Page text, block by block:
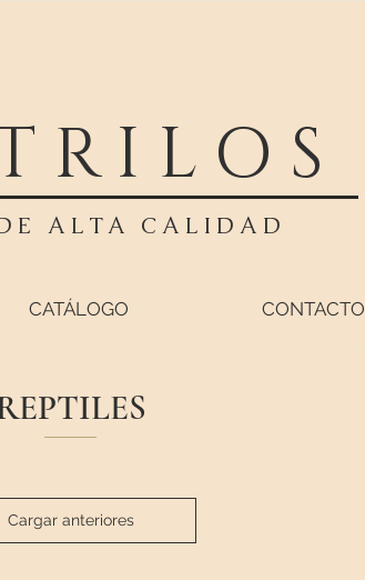
ALTA CALIDAD
CATÁLOGO CONTACTO
Cargar anteriores